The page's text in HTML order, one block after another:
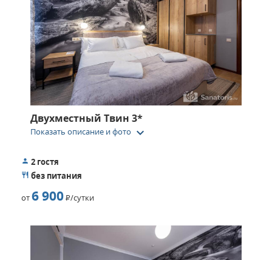
Двухместный Твин 3*
Показать описание и фото keyboard_arrow_down
2 гостя
без питания
от6 900Р/сутки